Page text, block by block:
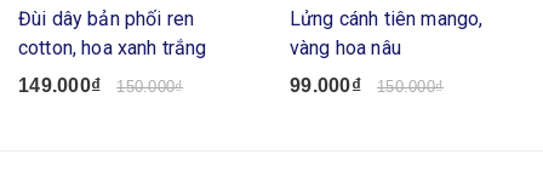
Đùi dây bản phối ren
cotton, hoa xanh trắng
149.000₫ 150.000₫
Lửng cánh tiên mango,
vàng hoa nâu
99.000₫ 150.000₫